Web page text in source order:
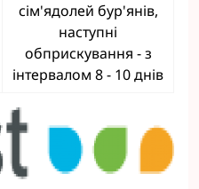
сім'ядолей бур'янів,
наступні
обприскування - з
інтервалом 8 - 10 днів